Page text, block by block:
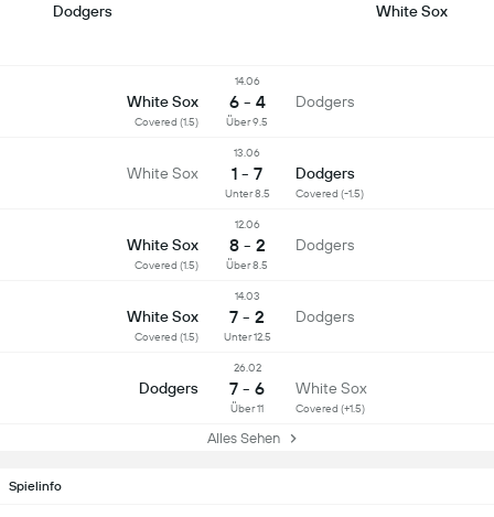
Spielinfo
Dodgers White Sox
White Sox
Covered (1.5)
14.06
6 - 4 Dodgers
Über 9.5
White Sox
13.06
1 - 7 Dodgers
Covered (-1.5)
Unter 8.5
White Sox
Covered (1.5)
12.06
8 - 2 Dodgers
Über 8.5
White Sox
Covered (1.5)
14.03
7 - 2 Dodgers
Unter 12.5
Dodgers
26.02
7 - 6 White Sox
Covered (+1.5)
Über 11
Alles Sehen